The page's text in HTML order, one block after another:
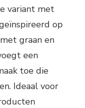
variant met
op
graan en
een
toe die
Ideaal voor